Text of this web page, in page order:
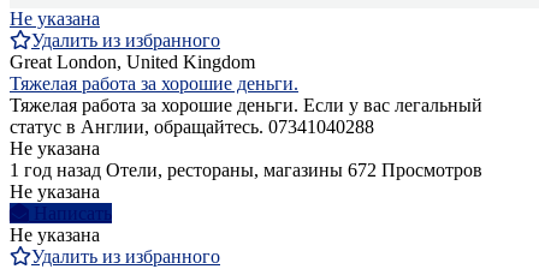
Не указана
Удалить из избранного
Great London, United Kingdom
Тяжелая работа за хорошие деньги.
Тяжелая работа за хорошие деньги. Если у вас легальный
статус в Англии, обращайтесь. 07341040288
Не указана
1 год назад Отели, рестораны, магазины 672 Просмотров
Не указана
Написать
Не указана
Удалить из избранного